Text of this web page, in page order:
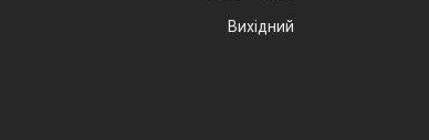
Вихідний